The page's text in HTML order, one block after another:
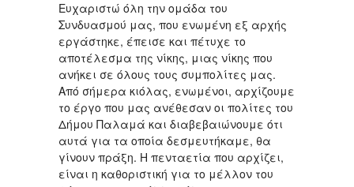
Ευχαριστώ όλη την ομάδα του
Συνδυασμού μας, που ενωμένη εξ αρχής
εργάστηκε, έπεισε και πέτυχε το
αποτέλεσμα της νίκης, μιας νίκης που
ανήκει σε όλους τους συμπολίτες μας.
Από σήμερα κιόλας, ενωμένοι, αρχίζουμε
το έργο που μας ανέθεσαν οι πολίτες του
Δήμου Παλαμά και διαβεβαιώνουμε ότι
αυτά για τα οποία δεσμευτήκαμε, θα
γίνουν πράξη. Η πενταετία που αρχίζει,
είναι η καθοριστική για το μέλλον του